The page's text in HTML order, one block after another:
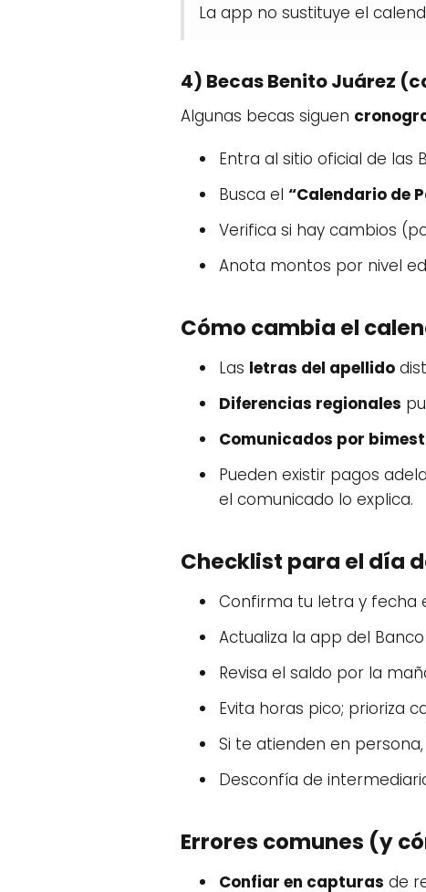
La app no sustituye el
4) Becas Benito Juárez
Algunas becas siguen
Entra al sitio oficial de las
Busca el “Calendario de
Verifica si hay cambios
Anota montos por nivel
Cómo cambia el
Las letras del apellido
Diferencias regionales
Comunicados por
Pueden existir pagos
el comunicado lo explica.
Checklist para el día
Confirma tu letra y fecha
Actualiza la app del
Revisa el saldo por la
Evita horas pico; prioriza
Si te atienden en persona,
Desconfía de
Errores comunes (y
Confiar en capturas de